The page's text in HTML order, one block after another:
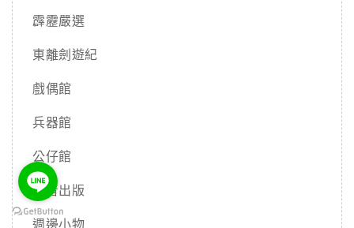
霹靂嚴選
東離劍遊紀
戲偶館
兵器館
公仔館
影音出版
週邊小物